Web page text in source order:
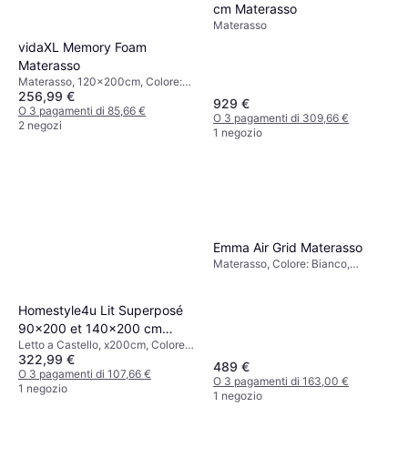
vidaXL Memory Foam
Materasso
Materasso, 120x200cm, Colore:
Bianco, Riempimento: Memory
foam, Poliestere, Spessore
Materasso: 17 cm
256,99 €
O 3 pagamenti di 85,66 €
2 negozi
cm Materasso
Materasso
929 €
O 3 pagamenti di 309,66 €
1 negozio
Homestyle4u Lit Superposé
90x200 et 140x200 cm
Letto a Castello
Letto a Castello, x200cm, Colore:
Grigio
322,99 €
O 3 pagamenti di 107,66 €
1 negozio
Emma Air Grid Materasso
Materasso, Colore: Bianco,
489 €
O 3 pagamenti di 163,00 €
1 negozio